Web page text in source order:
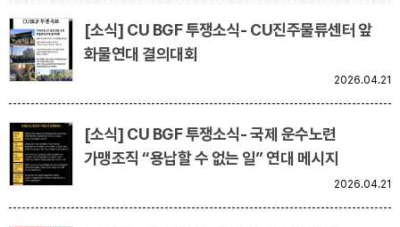
[소식] CU BGF 투쟁소식- CU진주물류센터 앞
화물연대 결의대회
2026.04.21
[소식] CU BGF 투쟁소식- 국제 운수노련
가맹조직 “용납할 수 없는 일” 연대 메시지
2026.04.21